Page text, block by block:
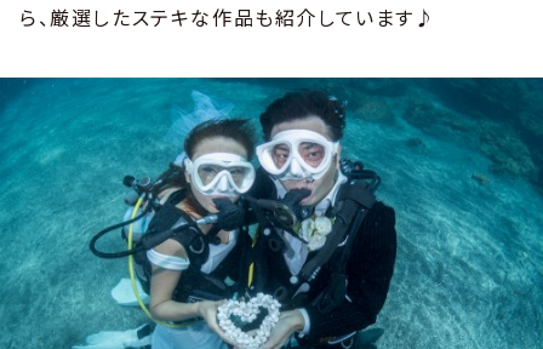
ら、厳選したステキな作品も紹介しています♪